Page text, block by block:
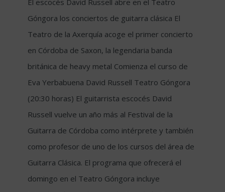
Góngora los conciertos de guitarra clásica El
Teatro de la Axerquía acoge el primer concierto
en Córdoba de Saxon, la legendaria banda
británica de heavy metal Comienza el curso de
Eva Yerbabuena David Russell Teatro Góngora
(20:30 horas) El guitarrista escocés David
Russell vuelve un año más al Festival de la
Guitarra de Córdoba como intérprete y también
como profesor de uno de los cursos del área de
Guitarra Clásica. El programa que ofrecerá el
domingo en el Teatro Góngora incluye